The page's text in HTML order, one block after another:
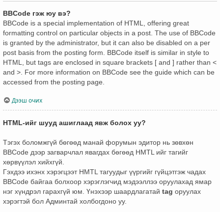
BBCode гэж юу вэ?
BBCode is a special implementation of HTML, offering great
formatting control on particular objects in a post. The use of BBCode
is granted by the administrator, but it can also be disabled on a per
post basis from the posting form. BBCode itself is similar in style to
HTML, but tags are enclosed in square brackets [ and ] rather than <
and >. For more information on BBCode see the guide which can be
accessed from the posting page.
Дээш очих
HTML-ийг шууд ашиглаад явж болох уу?
Тэгэх боломжгүй бөгөөд манай форумын эдитор нь зөвхөн
BBCode дээр загварчлал явагдах бөгөөд HMTL ийг тагийг
хөрвүүлэл хийхгүй.
Гэхдээ ихэнх хэрэгцээт HMTL тагуудыг үүргийг гүйцэтгэж чадах
BBCode байгаа болхоор хэрэглэгчид мэдээллээ оруулахад ямар
нэг хүндрэл гарахгүй юм. Үнэхээр шаардлагатай tag оруулах
хэрэгтэй бол Админтай холбогдоно уу.